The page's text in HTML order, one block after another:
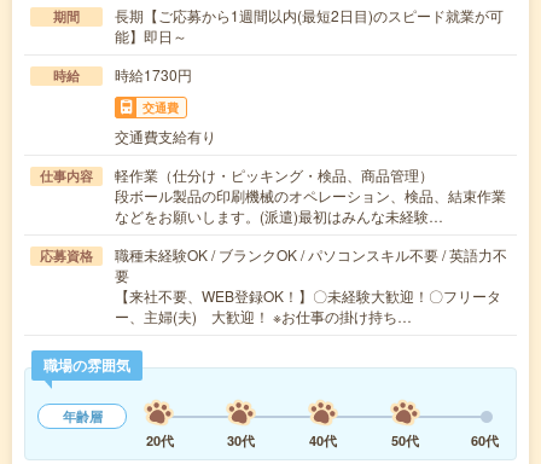
期間
長期【ご応募から1週間以内(最短2日目)のスピード就業が可
能】即日～
時給 時給1730円
交通費
交通費支給有り
仕事内容
軽作業（仕分け・ピッキング・検品、商品管理）
段ボール製品の印刷機械のオペレーション、検品、結束作業
などをお願いします。(派遣)最初はみんな未経験…
応募資格
職種未経験OK / ブランクOK / パソコンスキル不要 / 英語力不
要
【来社不要、WEB登録OK！】〇未経験大歓迎！〇フリータ
ー、主婦(夫) 大歓迎！ ※お仕事の掛け持ち…
職場の雰囲気
年齢層
20代
30代 40代 50代 60代